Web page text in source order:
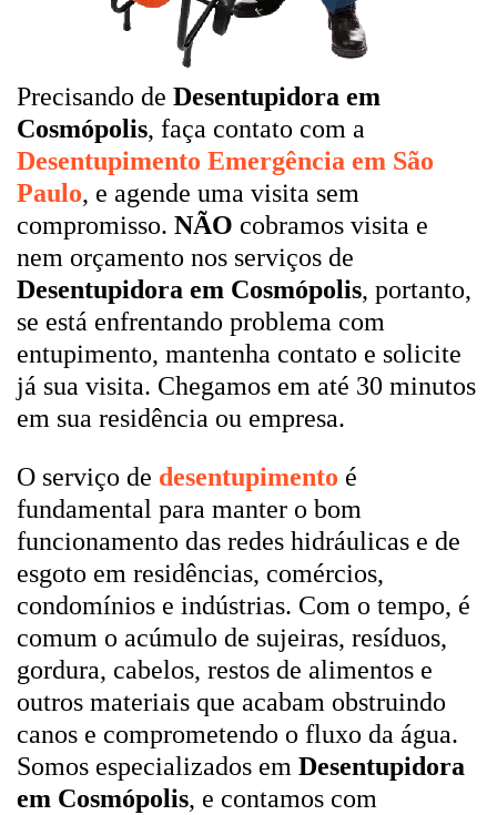
Precisando de Desentupidora em
Cosmópolis, faça contato com a
Desentupimento Emergência em São
Paulo, e agende uma visita sem
compromisso. NÃO cobramos visita e
nem orçamento nos serviços de
Desentupidora em Cosmópolis, portanto,
se está enfrentando problema com
entupimento, mantenha contato e solicite
já sua visita. Chegamos em até 30 minutos
em sua residência ou empresa.
O serviço de desentupimento é
fundamental para manter o bom
funcionamento das redes hidráulicas e de
esgoto em residências, comércios,
condomínios e indústrias. Com o tempo, é
comum o acúmulo de sujeiras, resíduos,
gordura, cabelos, restos de alimentos e
outros materiais que acabam obstruindo
canos e comprometendo o fluxo da água.
Somos especializados em Desentupidora
em Cosmópolis, e contamos com